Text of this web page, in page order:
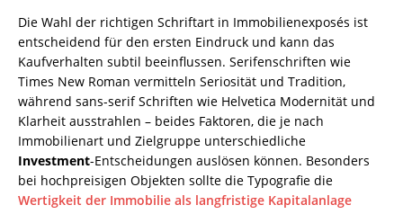
Die Wahl der richtigen Schriftart in Immobilienexposés ist
entscheidend für den ersten Eindruck und kann das
Kaufverhalten subtil beeinflussen. Serifenschriften wie
Times New Roman vermitteln Seriosität und Tradition,
während sans-serif Schriften wie Helvetica Modernität und
Klarheit ausstrahlen – beides Faktoren, die je nach
Immobilienart und Zielgruppe unterschiedliche
Investment-Entscheidungen auslösen können. Besonders
bei hochpreisigen Objekten sollte die Typografie die
Wertigkeit der Immobilie als langfristige Kapitalanlage